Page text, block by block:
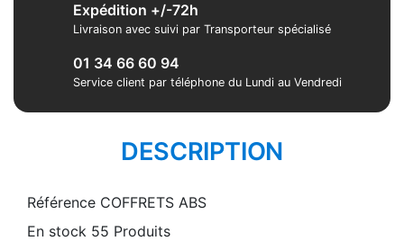
Expédition +/-72h
Livraison avec suivi par Transporteur spécialisé
01 34 66 60 94
Service client par téléphone du Lundi au Vendredi
DESCRIPTION
Référence COFFRETS ABS
En stock 55 Produits